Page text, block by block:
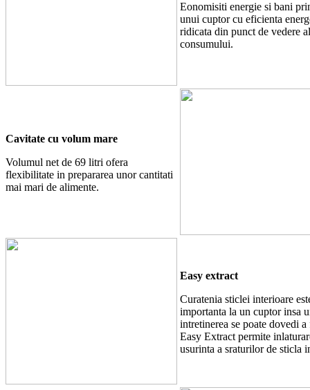
Eonomisiti energie si bani
unui cuptor cu eficienta
ridicata din punct de vedere al
consumului.
Cavitate cu volum mare
Volumul net de 69 litri ofera
flexibilitate in prepararea unor cantitati
mai mari de alimente.
Easy extract
Curatenia sticlei interioare
importanta la un cuptor insa
intretinerea se poate dovedi
Easy Extract permite
usurinta a sraturilor de sticla